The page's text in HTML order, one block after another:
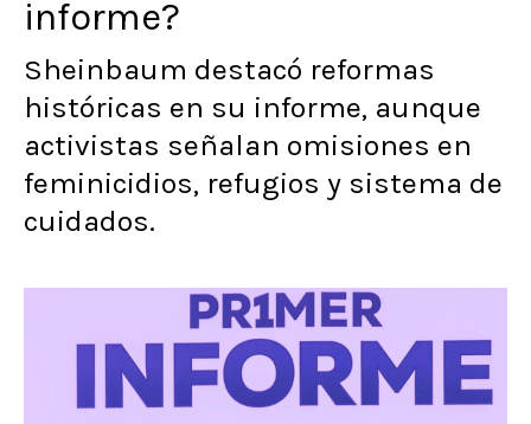
informe?
Sheinbaum destacó reformas
históricas en su informe, aunque
activistas señalan omisiones en
feminicidios, refugios y sistema de
cuidados.